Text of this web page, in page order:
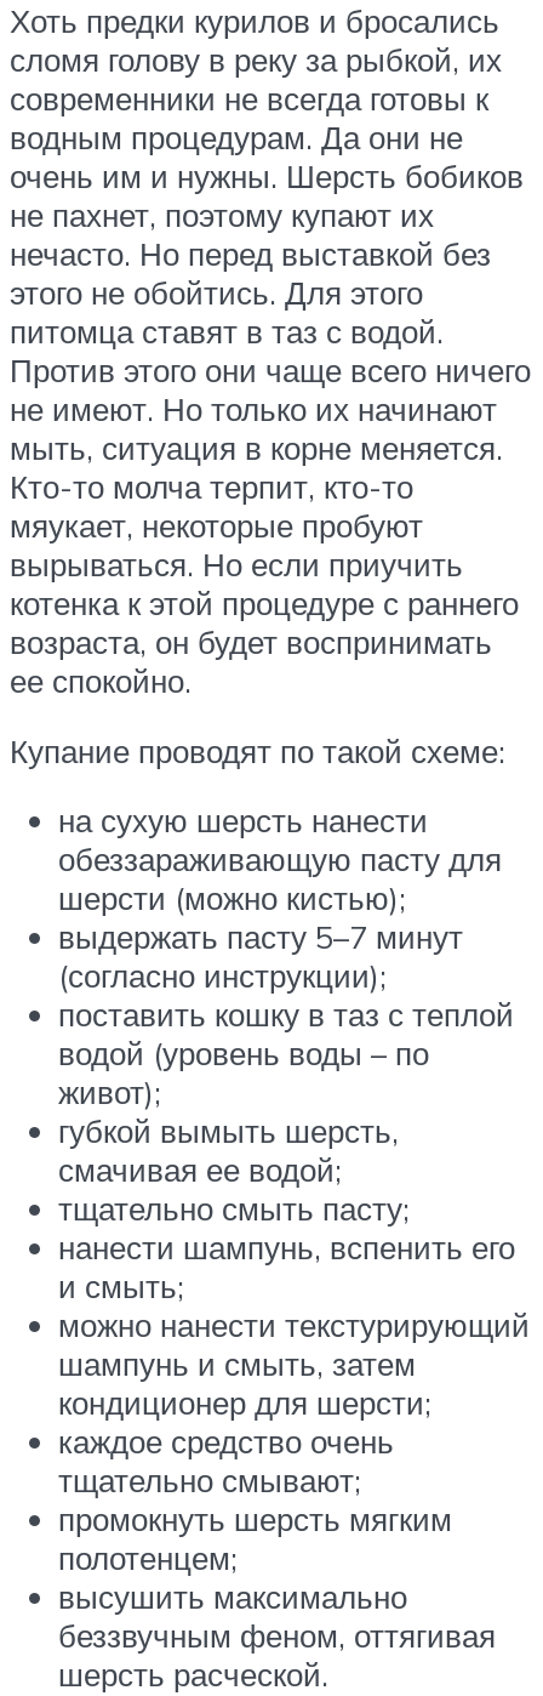
Хоть предки курилов и бросались
сломя голову в реку за рыбкой, их
современники не всегда готовы к
водным процедурам. Да они не
очень им и нужны. Шерсть бобиков
не пахнет, поэтому купают их
нечасто. Но перед выставкой без
этого не обойтись. Для этого
питомца ставят в таз с водой.
Против этого они чаще всего ничего
не имеют. Но только их начинают
мыть, ситуация в корне меняется.
Кто-то молча терпит, кто-то
мяукает, некоторые пробуют
вырываться. Но если приучить
котенка к этой процедуре с раннего
возраста, он будет воспринимать
ее спокойно.
Купание проводят по такой схеме:
на сухую шерсть нанести
обеззараживающую пасту для
шерсти (можно кистью);
выдержать пасту 5–7 минут
(согласно инструкции);
поставить кошку в таз с теплой
водой (уровень воды – по
живот);
губкой вымыть шерсть,
смачивая ее водой;
тщательно смыть пасту;
нанести шампунь, вспенить его
и смыть;
можно нанести текстурирующий
шампунь и смыть, затем
кондиционер для шерсти;
каждое средство очень
тщательно смывают;
промокнуть шерсть мягким
полотенцем;
высушить максимально
беззвучным феном, оттягивая
шерсть расческой.